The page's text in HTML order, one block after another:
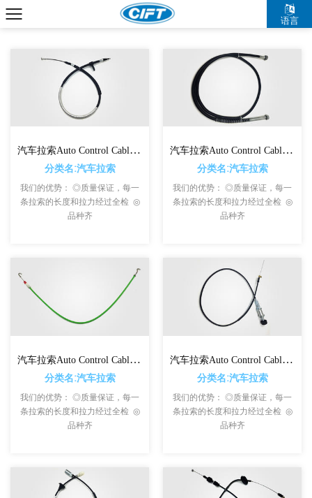
语言
汽车拉索Auto Control Cables For HONDA
分类名:汽车拉索
我们的优势： ◎质量保证，每一
条拉索的长度和拉力经过全检 ◎
品种齐
汽车拉索Auto Control Cables For Chevrolet
分类名:汽车拉索
我们的优势： ◎质量保证，每一
条拉索的长度和拉力经过全检 ◎
品种齐
汽车拉索Auto Control Cables For Jeep
分类名:汽车拉索
我们的优势： ◎质量保证，每一
条拉索的长度和拉力经过全检 ◎
品种齐
汽车拉索Auto Control Cables For ISUZU
分类名:汽车拉索
我们的优势： ◎质量保证，每一
条拉索的长度和拉力经过全检 ◎
品种齐